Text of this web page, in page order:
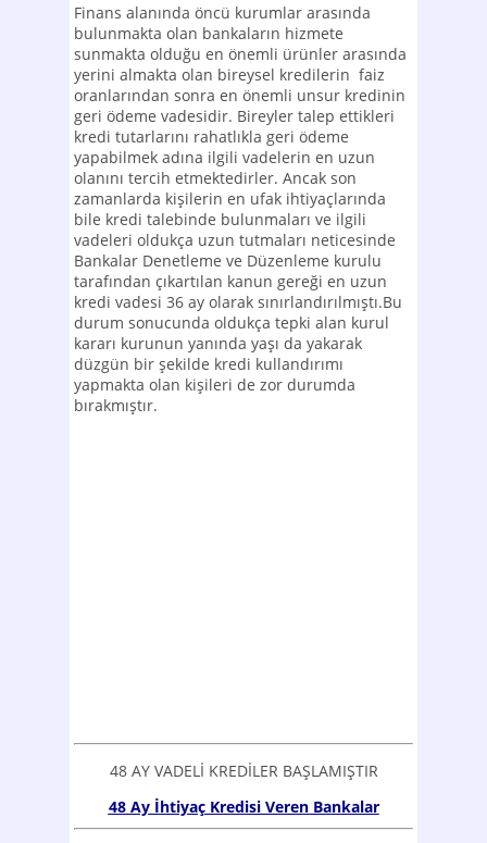
Finans alanında öncü kurumlar arasında
bulunmakta olan bankaların hizmete
sunmakta olduğu en önemli ürünler arasında
yerini almakta olan bireysel kredilerin faiz
oranlarından sonra en önemli unsur kredinin
geri ödeme vadesidir. Bireyler talep ettikleri
kredi tutarlarını rahatlıkla geri ödeme
yapabilmek adına ilgili vadelerin en uzun
olanını tercih etmektedirler. Ancak son
zamanlarda kişilerin en ufak ihtiyaçlarında
bile kredi talebinde bulunmaları ve ilgili
vadeleri oldukça uzun tutmaları neticesinde
Bankalar Denetleme ve Düzenleme kurulu
tarafından çıkartılan kanun gereği en uzun
kredi vadesi 36 ay olarak sınırlandırılmıştı.Bu
durum sonucunda oldukça tepki alan kurul
kararı kurunun yanında yaşı da yakarak
düzgün bir şekilde kredi kullandırımı
yapmakta olan kişileri de zor durumda
bırakmıştır.
48 AY VADELİ KREDİLER BAŞLAMIŞTIR
48 Ay İhtiyaç Kredisi Veren Bankalar